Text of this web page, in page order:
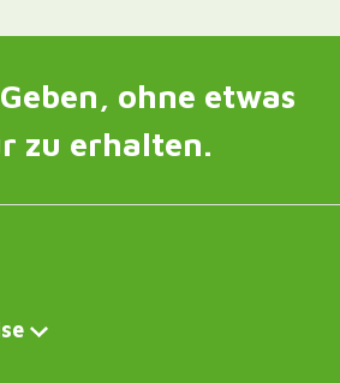
ohne etwas
zu erhalten.